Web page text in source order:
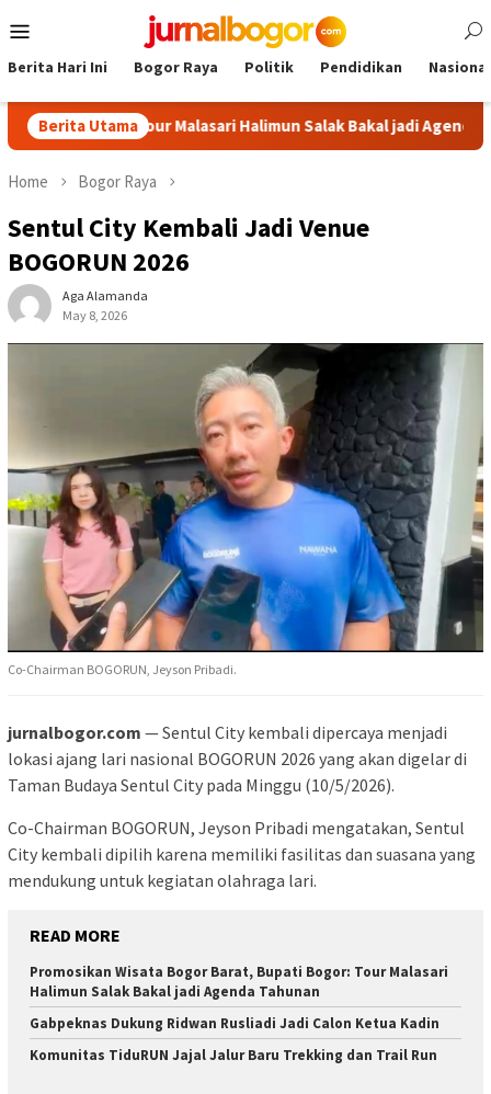
to
Menu
Berita Hari Ini Bogor Raya Politik Pendidikan Nasional
Berita Utama
Tour Malasari Halimun Salak Bakal jadi Agenda Tahunan
Home Bogor Raya
Sentul City Kembali Jadi Venue
BOGORUN 2026
Aga Alamanda
May 8, 2026
Co-Chairman BOGORUN, Jeyson Pribadi.
jurnalbogor.com — Sentul City kembali dipercaya menjadi
lokasi ajang lari nasional BOGORUN 2026 yang akan digelar di
Taman Budaya Sentul City pada Minggu (10/5/2026).
Co-Chairman BOGORUN, Jeyson Pribadi mengatakan, Sentul
City kembali dipilih karena memiliki fasilitas dan suasana yang
mendukung untuk kegiatan olahraga lari.
READ MORE
Promosikan Wisata Bogor Barat, Bupati Bogor: Tour Malasari
Halimun Salak Bakal jadi Agenda Tahunan
Gabpeknas Dukung Ridwan Rusliadi Jadi Calon Ketua Kadin
Komunitas TiduRUN Jajal Jalur Baru Trekking dan Trail Run